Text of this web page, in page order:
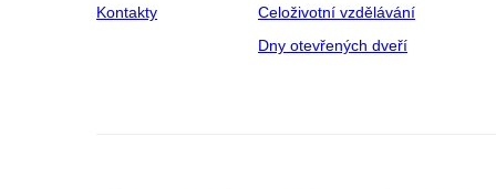
Kontakty
Celoživotní vzdělávání
Dny otevřených dveří